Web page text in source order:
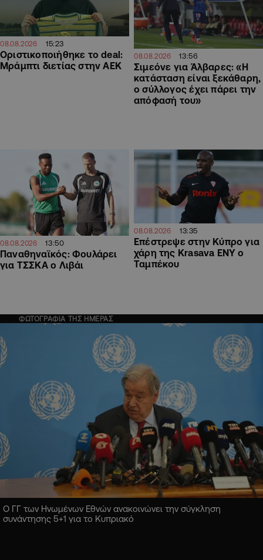
08.08.2026 15:23
Οριστικοποιήθηκε το deal:
Μράμπτι διετίας στην ΑΕΚ
08.08.2026 13:56
Σιμεόνε για Άλβαρες: «Η
κατάσταση είναι ξεκάθαρη,
ο σύλλογος έχει πάρει την
απόφασή του»
08.08.2026 13:50
Παναθηναϊκός: Φουλάρει
για ΤΣΣΚΑ ο Λιβάι
08.08.2026 13:35
Επέστρεψε στην Κύπρο για
χάρη της Krasava ΕΝΥ ο
Ταμπέκου
ΦΩΤΟΓΡΑΦΙΑ ΤΗΣ ΗΜΕΡΑΣ
Ο ΓΓ των Ηνωμένων Εθνών ανακοινώνει την σύγκληση
συνάντησης 5+1 για το Κυπριακό